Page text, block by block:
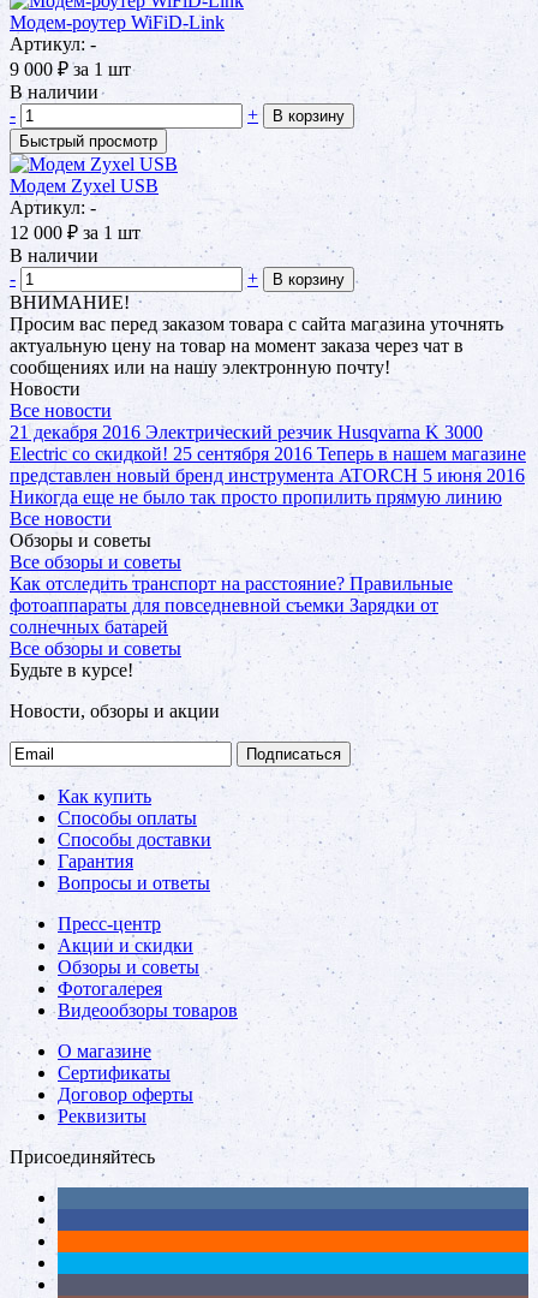
Модем-роутер WiFiD-Link
Артикул: -
9 000 ₽за 1 шт
В наличии
-
+
В корзину
Быстрый просмотр
Модем Zyxel USB
Артикул: -
12 000 ₽ за 1 шт
В наличии
-
+ В корзину
ВНИМАНИЕ!
Просим вас перед заказом товара с сайта магазина уточнять
актуальную цену на товар на момент заказа через чат в
сообщениях или на нашу электронную почту!
Новости
Все новости
21 декабря 2016 Электрический резчик Husqvarna K 3000
Electric со скидкой! 25 сентября 2016 Теперь в нашем магазине
представлен новый бренд инструмента ATORCH 5 июня 2016
Никогда еще не было так просто пропилить прямую линию
Все новости
Обзоры и советы
Все обзоры и советы
Как отследить транспорт на расстояние? Правильные
фотоаппараты для повседневной съемки Зарядки от
солнечных батарей
Все обзоры и советы
Будьте в курсе!
Новости, обзоры и акции
Подписаться
Как купить
Способы оплаты
Способы доставки
Гарантия
Вопросы и ответы
Пресс-центр
Акции и скидки
Обзоры и советы
Фотогалерея
Видеообзоры товаров
О магазине
Сертификаты
Договор оферты
Реквизиты
Присоединяйтесь